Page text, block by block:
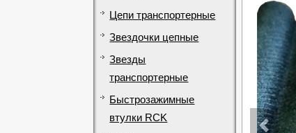
Цепи транспортерные
Звездочки цепные
Звезды
транспортерные
Быстрозажимные
втулки RCK